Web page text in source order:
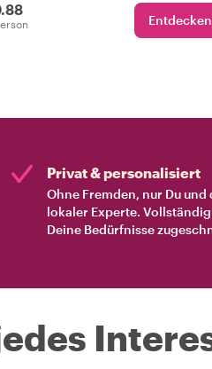
bis hin zu
durch Viertel – IhreEntdecken
Privat & personalisiert
Ohne Fremden, nur Du und
lokaler Experte.
Deine Bedürfnisse